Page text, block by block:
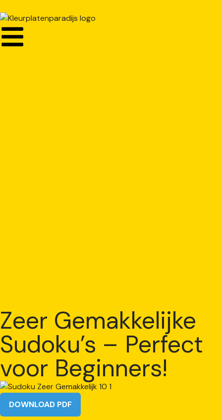
Zeer Gemakkelijke
Sudoku’s – Perfect
voor Beginners!
DOWNLOAD PDF